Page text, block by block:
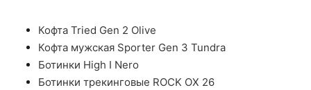
Кофта Tried Gen 2 Olive
Кофта мужская Sporter Gen 3 Tundra
Ботинки High I Nero
Ботинки трекинговые ROCK OX 26